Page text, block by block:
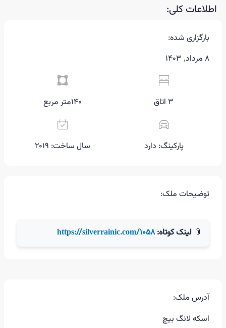
اطلاعات کلی:
بارگزاری شده:
8 مرداد, 1403
3 اتاق 140متر مربع
پارکینگ: دارد سال ساخت: ۲۰۱۹
توضیحات ملک:
📎 لینک کوتاه: https://silverrainic.com/1058
آدرس ملک:
اسکه لانگ بیچ